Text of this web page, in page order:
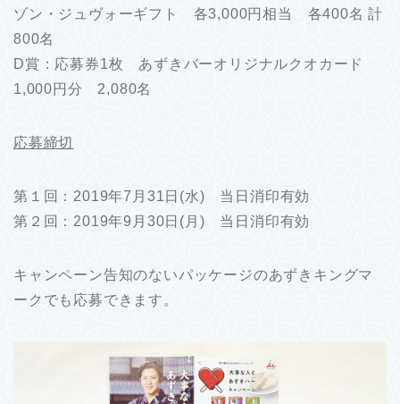
ゾン・ジュヴォーギフト 各3,000円相当 各400名 計
800名
D賞：応募券1枚 あずきバーオリジナルクオカード
1,000円分 2,080名
応募締切
第１回：2019年7月31日(水) 当日消印有効
第２回：2019年9月30日(月) 当日消印有効
キャンペーン告知のないパッケージのあずきキングマ
ークでも応募できます。